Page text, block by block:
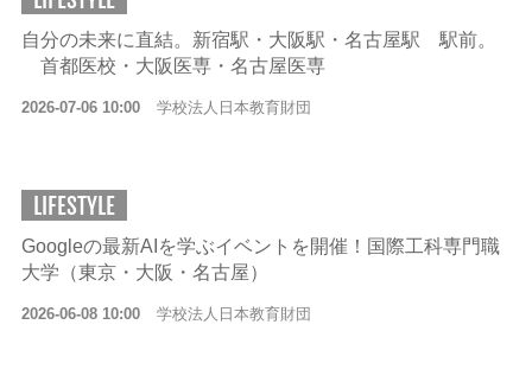
自分の未来に直結。新宿駅・大阪駅・名古屋駅 駅前。
首都医校・大阪医専・名古屋医専
2026-07-06 10:00 学校法人日本教育財団
LIFESTYLE
Googleの最新AIを学ぶイベントを開催！国際工科専門職
大学（東京・大阪・名古屋）
2026-06-08 10:00 学校法人日本教育財団